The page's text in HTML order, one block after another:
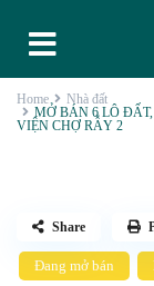
Home
Nhà đất
MỞ BÁN 6 LÔ
VIỆN CHỢ RẪY 2
Đang mở bán
Share